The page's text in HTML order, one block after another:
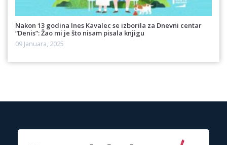
Nakon 13 godina Ines Kavalec se izborila za Dnevni centar
“Denis”: Žao mi je što nisam pisala knjigu
09 Januara, 2025